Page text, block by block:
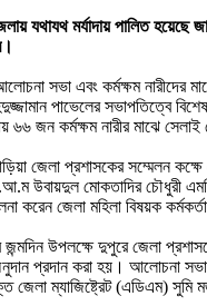
যথাযথ মর্যাদায় পালিত হয়েছে
আলোচনা সভা এবং কর্মক্ষম
পাভেলের সভাপতিত্বে
৬৬ জন কর্মক্ষম নারীর মাঝে
জেলা প্রশাসকের সম্মেলন
উবায়দুল মোকতাদির চৌধুরী
করেন জেলা মহিলা বিষয়ক
উপলক্ষে দুপুরে জেলা
প্রদান করা হয়। আলোচনা
জেলা ম্যাজিষ্ট্রেট (এডিএম) সুমি